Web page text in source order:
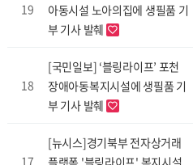
19
아동시설 노아의집에 생필품 기
부 기사 발췌
18
[국민일보] ‘블링라이프’ 포천
장애아동복지시설에 생필품 기
부 기사 발췌
17
[뉴시스]경기북부 전자상거래